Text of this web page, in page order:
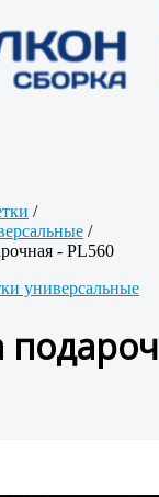
/
/
- PL560
универсальные